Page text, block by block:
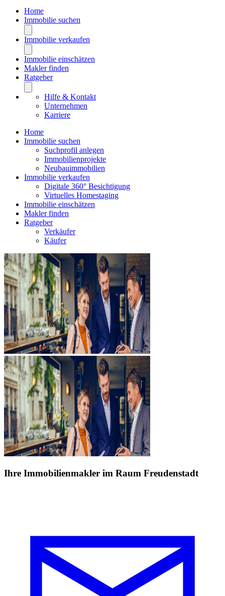
Home
Immobilie suchen
Immobilie verkaufen
Immobilie einschätzen
Makler finden
Ratgeber
Hilfe & Kontakt
Unternehmen
Karriere
Home
Immobilie suchen
Suchprofil anlegen
Immobilienprojekte
Neubauimmobilien
Immobilie verkaufen
Digitale 360° Besichtigung
Virtuelles Homestaging
Immobilie einschätzen
Makler finden
Ratgeber
Verkäufer
Käufer
Ihre Immobilienmakler im Raum Freudenstadt